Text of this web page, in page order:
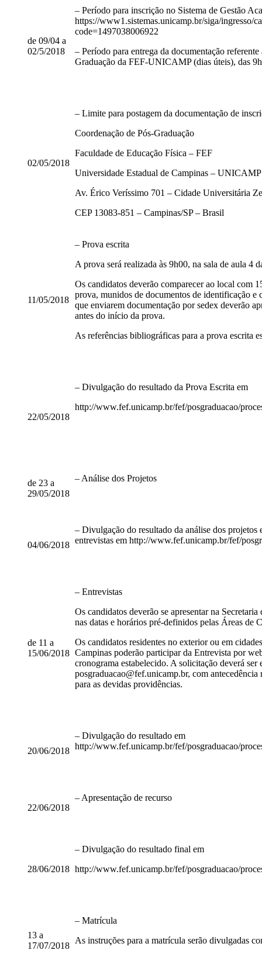
de 09/04 a
02/5/2018
– Período para inscrição no Sistema de Gestão
https://www1.sistemas.unicamp.br/siga/ingresso/
code=1497038006922
– Período para entrega da documentação
Graduação da FEF-UNICAMP (dias úteis), das
02/05/2018
– Limite para postagem da documentação de
Coordenação de Pós-Graduação
Faculdade de Educação Física – FEF
Universidade Estadual de Campinas – UNICAMP
Av. Érico Veríssimo 701 – Cidade Universitária
CEP 13083-851 – Campinas/SP – Brasil
11/05/2018
– Prova escrita
A prova será realizada às 9h00, na sala de aula
Os candidatos deverão comparecer ao local com
prova, munidos de documentos de identificação e
que enviarem documentação por sedex deverão
antes do início da prova.
As referências bibliográficas para a prova escrita
22/05/2018
– Divulgação do resultado da Prova Escrita em
http://www.fef.unicamp.br/fef/posgraduacao/
de 23 a
29/05/2018
– Análise dos Projetos
04/06/2018
– Divulgação do resultado da análise dos projetos
entrevistas em http://www.fef.unicamp.br/fef/
de 11 a
15/06/2018
– Entrevistas
Os candidatos deverão se apresentar na
nas datas e horários pré-definidos pelas Áreas de
Os candidatos residentes no exterior ou em
Campinas poderão participar da Entrevista por
cronograma estabelecido. A solicitação deverá ser
posgraduacao@fef.unicamp.br, com antecedência
para as devidas providências.
20/06/2018
– Divulgação do resultado em
http://www.fef.unicamp.br/fef/posgraduacao/
22/06/2018
– Apresentação de recurso
28/06/2018
– Divulgação do resultado final em
http://www.fef.unicamp.br/fef/posgraduacao/
13 a
17/07/2018
– Matrícula
As instruções para a matrícula serão divulgadas